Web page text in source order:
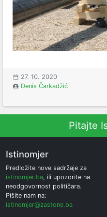
27. 10. 2020
Denis Čarkadžić
Pitajte
Istinomjer
Predložite nove sadržaje za
istinomjer.ba, ili upozorite na
neodgovornost političara.
Pišite nam na:
istinomjer@zastone.ba